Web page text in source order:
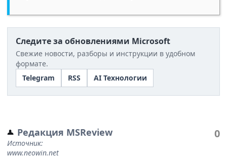
Следите за обновлениями Microsoft
Свежие новости, разборы и инструкции в удобном
формате.
Telegram
RSS AI Технологии
Редакция MSReview
Источник:
www.neowin.net
0